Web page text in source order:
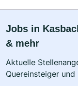
Jobs in
& mehr
Aktuelle
Quereinsteiger